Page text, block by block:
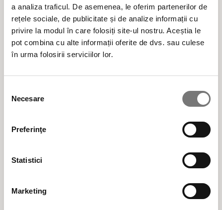
a analiza traficul. De asemenea, le oferim partenerilor de
rețele sociale, de publicitate și de analize informații cu
privire la modul în care folosiți site-ul nostru. Aceștia le
pot combina cu alte informații oferite de dvs. sau culese
în urma folosirii serviciilor lor.
consimțământului
Necesare
Preferinţe
Statistici
Marketing
ÎNGRIJIRE CORP
Transport gratuit pentru comenzile de peste 300 LEI